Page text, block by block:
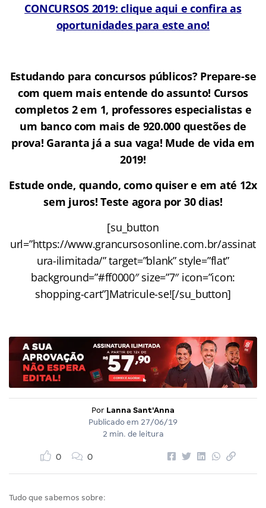
CONCURSOS 2019: clique aqui e confira as
oportunidades para este ano!
Estudando para concursos públicos? Prepare-se
com quem mais entende do assunto! Cursos
completos 2 em 1, professores especialistas e
um banco com mais de 920.000 questões de
prova! Garanta já a sua vaga! Mude de vida em
2019!
Estude onde, quando, como quiser e em até 12x
sem juros! Teste agora por 30 dias!
[su_button
url=”https://www.grancursosonline.com.br/assinat
ura-ilimitada/” target=”blank” style=”flat”
background=”#ff0000″ size=”7″ icon=”icon:
shopping-cart”]Matricule-se![/su_button]
Por Lanna Sant'Anna
Publicado em 27/06/19
2 min. de leitura
0 0
Tudo que sabemos sobre: